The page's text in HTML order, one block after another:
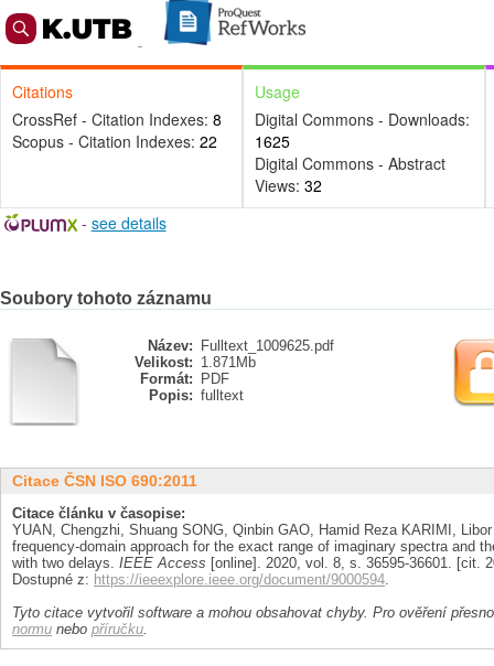
Citations
CrossRef - Citation Indexes: 8
Scopus - Citation Indexes: 22
Usage
Digital Commons - Downloads:
1625
Digital Commons - Abstract
Views: 32
- see details
Soubory tohoto záznamu
Název:
Fulltext_1009625.pdf
Velikost: 1.871Mb
Formát:
PDF
Popis: fulltext
Citace ČSN ISO 690:2011
Citace článku v časopise:
YUAN, Chengzhi, Shuang SONG, Qinbin GAO, Hamid Reza KARIMI,
frequency-domain approach for the exact range of imaginary spectra and
with two delays. IEEE Access [online]. 2020, vol. 8, s. 36595-36601. [cit.
Dostupné z: https://ieeexplore.ieee.org/document/9000594.
Tyto citace vytvořil software a mohou obsahovat chyby. Pro ověření
normu nebo příručku.